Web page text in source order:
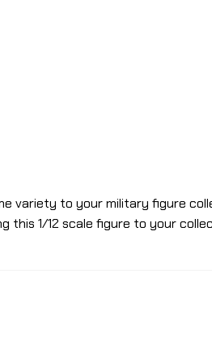
variety to your military figure
this 1/12 scale figure to your